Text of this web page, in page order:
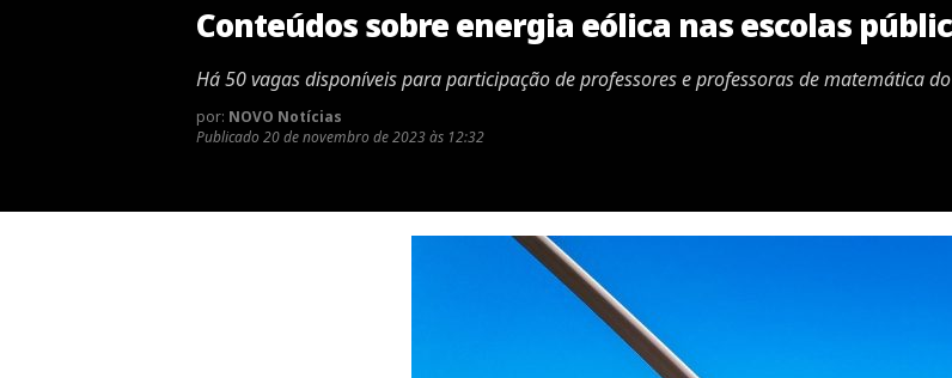
Conteúdos sobre energia eólica nas escolas
Há 50 vagas disponíveis para participação de professores e professoras de matemática
por: NOVO Notícias
Publicado 20 de novembro de 2023 às 12:32